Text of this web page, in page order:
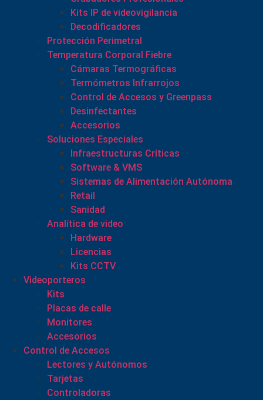
Kits IP de videovigilancia
Decodificadores
Protección Perimetral
Temperatura Corporal Fiebre
Cámaras Termográficas
Termómetros Infrarrojos
Control de Accesos y Greenpass
Desinfectantes
Accesorios
Soluciones Especiales
Infraestructuras Críticas
Software & VMS
Sistemas de Alimentación Autónoma
Retail
Sanidad
Analítica de video
Hardware
Licencias
Kits CCTV
Videoporteros
Kits
Placas de calle
Monitores
Accesorios
Control de Accesos
Lectores y Autónomos
Tarjetas
Controladoras